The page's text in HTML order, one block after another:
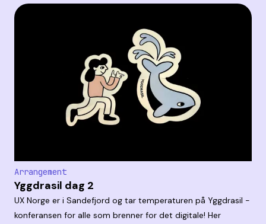
Arrangement
Yggdrasil dag 2
UX Norge er i Sandefjord og tar temperaturen på Yggdrasil -
konferansen for alle som brenner for det digitale! Her